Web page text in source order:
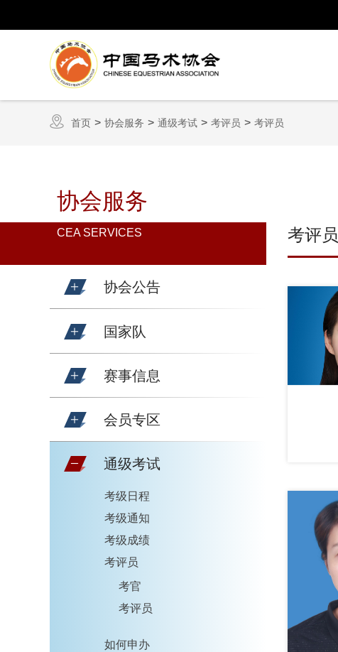
首页 协会服务 通级考试 考评员 考评员
协会服务
CEA SERVICES
协会公告
国家队
赛事信息
会员专区
通级考试
考级日程
考级通知
考级成绩
考评员
考官
考评员
如何申办
考评员